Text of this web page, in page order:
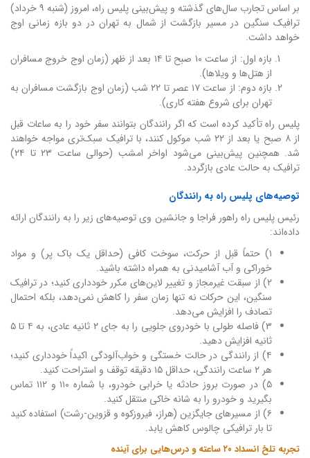
بر اساس تجارب سال‌های گذشته و پیش‌بینی پلیس راه، امروز (شنبه ۹ خرداد)
ترافیک سنگین در مسیر بازگشت از شمال به تهران در دو بازه زمانی اوج
خواهد داشت.
بازه اول: از ساعت ۱۰ صبح تا ۱۴ بعد از ظهر (زمان اوج خروج مسافران
از هتل‌ها و ویلاها).
بازه دوم: از ساعت ۱۷ عصر تا ۲۲ شب (زمان اوج بازگشت مسافران به
تهران برای شروع هفته کاری).
پلیس راه تأکید کرده است که اگر رانندگان بتوانند سفر خود را به ساعات قبل
از ۸ صبح یا بعد از ۲۲ شب موکول کنند، با ترافیک سبک‌تری مواجه خواهند
شد. همچنین پیش‌بینی می‌شود اواخر امشب (حوالی ساعت ۲۳ تا ۲۴)
ترافیک به حالت عادی بازگردد.
توصیه‌های پلیس راه به رانندگان
رئیس پلیس راه راهور فراجا و جانشین وی توصیه‌های زیر را به رانندگان ارائه
داده‌اند:
۱) حتماً قبل از حرکت، سوخت کافی (حداقل یک باک پر) و مواد
خوراکی و آب آشامیدنی به همراه داشته باشید.
۲) از سبقت غیرمجاز و تغییر لاین‌های مکرر خودداری کنید؛ در ترافیک
سنگین، این حرکات نه تنها زمان سفر را کاهش نمی‌دهد، بلکه احتمال
تصادف را افزایش می‌دهد.
۳) فاصله طولی با خودروی جلویی را به جای ۲ ثانیه عادی، به ۴ تا ۵
ثانیه افزایش دهید.
۴) از رانندگی در حالت خستگی و خواب‌آلودگی اکیداً خودداری کنید؛
هر ۲ ساعت رانندگی، حداقل ۱۵ دقیقه توقف و استراحت کنید.
۵) در صورت بروز حادثه یا خرابی خودرو، با شماره ۱۱۰ و ۱۱۲ تماس
بگیرید و خودرو را به شانه خاکی منتقل کنید.
۶) از مسیرهای جایگزین (هراز، فیروزکوه و قزوین-رشت) استفاده کنید
تا بار ترافیکی چالوس کاهش یابد.
تجربه تلخ انسداد ۲۰ ساعته و درس‌هایی برای آینده